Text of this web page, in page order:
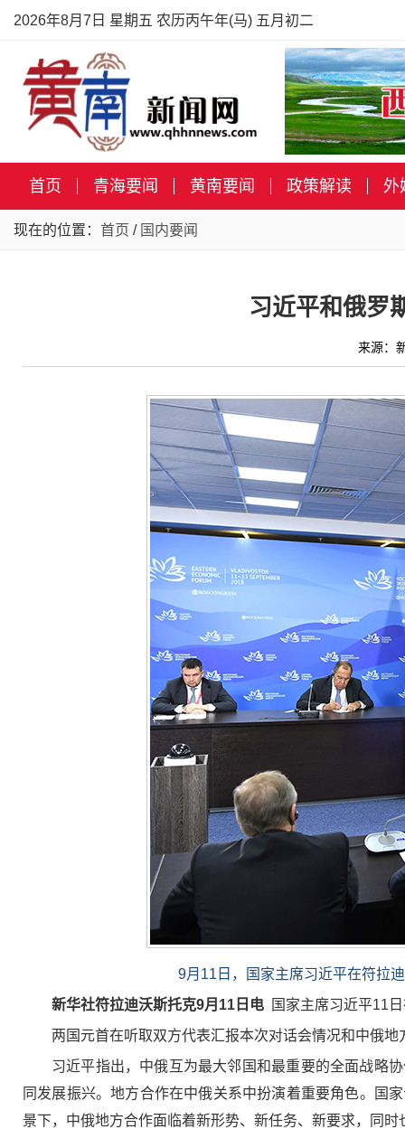
2026年8月7日 星期五 农历丙午年(马) 五月初二
首页 青海要闻 黄南要闻 政策解读 外
现在的位置： 首页 / 国内要闻
习近平和俄罗
来源：
9月11日，国家主席习近平在符拉
新华社符拉迪沃斯托克9月11日电
国家主席习近平11
两国元首在听取双方代表汇报本次对话会情况和中俄
习近平指出，中俄互为最大邻国和最重要的全面战略
同发展振兴。地方合作在中俄关系中扮演着重要角色。国
景下，中俄地方合作面临着新形势、新任务、新要求，同